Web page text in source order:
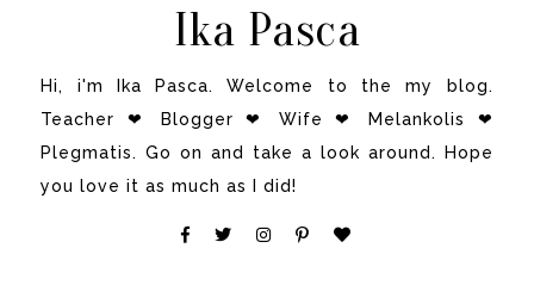
Ika Pasca
Hi, i'm Ika Pasca. Welcome to the my blog.
Teacher ❤ Blogger ❤ Wife ❤ Melankolis ❤
Plegmatis. Go on and take a look around. Hope
you love it as much as I did!